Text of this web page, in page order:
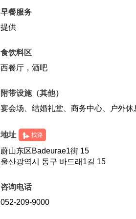
早餐服务
提供
食饮料区
西餐厅，酒吧
附带设施（其他）
宴会场、结婚礼堂、商务中心、户外休
地址 找路
蔚山东区Badeurae1街 15
울산광역시 동구 바드래1길 15
咨询电话
052-209-9000